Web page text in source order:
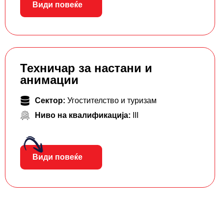
Види повеќе
Техничар за настани и
анимации
Сектор: Угостителство и туризам
Ниво на квалификација:
Види повеќе